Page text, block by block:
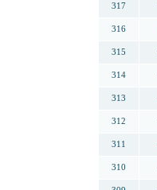
317
316
315
314
313
312
311
310